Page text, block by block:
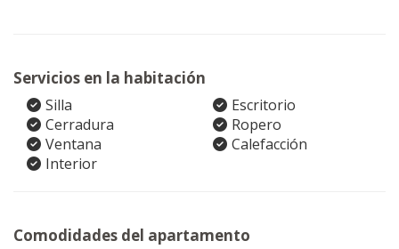
Servicios en la habitación
Silla
Escritorio
Cerradura
Ropero
Ventana
Calefacción
Interior
Comodidades del apartamento